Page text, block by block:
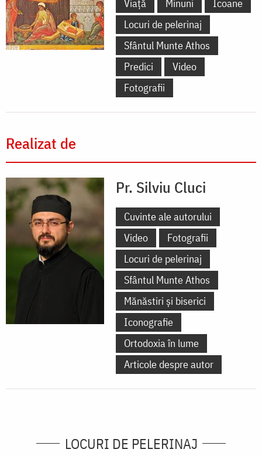
Viață Minuni
Icoane
Locuri de pelerinaj
Sfântul Munte Athos
Predici
Video
Fotografii
Realizat de
Pr. Silviu Cluci
Cuvinte ale autorului
Video
Fotografii
Locuri de pelerinaj
Sfântul Munte Athos
Mănăstiri și biserici
Iconografie
Ortodoxia în lume
Articole despre autor
LOCURI DE PELERINAJ